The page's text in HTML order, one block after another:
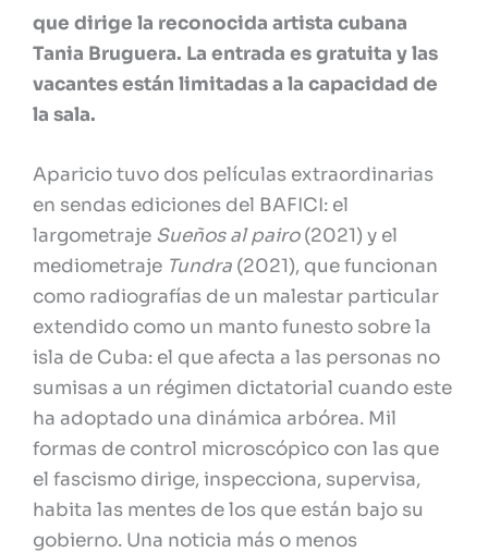
que dirige la reconocida artista cubana
Tania Bruguera. La entrada es gratuita y las
vacantes están limitadas a la capacidad de
la sala.
Aparicio tuvo dos películas extraordinarias
en sendas ediciones del BAFICI: el
largometraje Sueños al pairo(2021) y el
mediometraje Tundra (2021), que funcionan
como radiografías de un malestar particular
extendido como un manto funesto sobre la
isla de Cuba: el que afecta a las personas no
sumisas a un régimen dictatorial cuando este
ha adoptado una dinámica arbórea. Mil
formas de control microscópico con las que
el fascismo dirige, inspecciona, supervisa,
habita las mentes de los que están bajo su
gobierno. Una noticia más o menos